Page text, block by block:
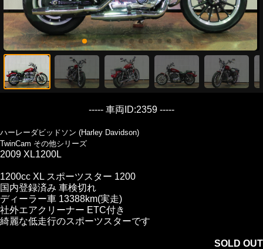
----- 車両ID:2359 -----
ハーレーダビッドソン (Harley Davidson)
TwinCam その他シリーズ
2009 XL1200L
1200cc XL スポーツスター 1200
国内登録済み 車検切れ
ディーラー車 13388km(実走)
社外エアクリーナー ETC付き
綺麗な低走行のスポーツスターです
SOLD OUT